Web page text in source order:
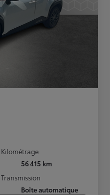
Kilométrage
56 415 km
Transmission
Boîte automatique